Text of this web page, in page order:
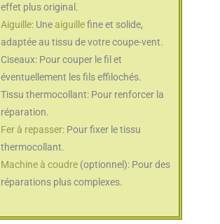
effet plus original.
Aiguille: Une aiguillefine et solide,
adaptée au tissu de votre coupe-vent.
Ciseaux: Pour couper le fil et
éventuellement les fils effilochés.
Tissu thermocollant: Pour renforcer la
réparation.
Fer à repasser: Pour fixer le tissu
thermocollant.
Machine à coudre (optionnel): Pour des
réparations plus complexes.